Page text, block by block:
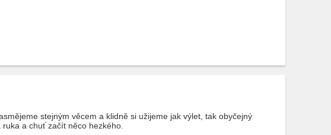
stejným věcem a klidně si užijeme jak výlet, tak obyčejný
a chuť začít něco hezkého.